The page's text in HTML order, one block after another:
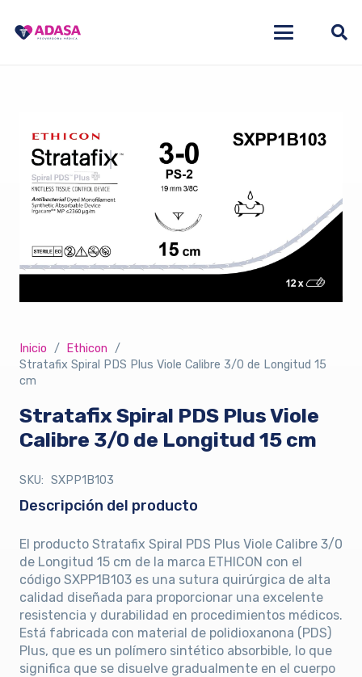
Inicio / Ethicon /
Stratafix Spiral PDS Plus Viole Calibre 3/0 de Longitud 15
cm
Stratafix Spiral PDS Plus Viole
Calibre 3/0 de Longitud 15 cm
SKU: SXPP1B103
Descripción del producto
El producto Stratafix Spiral PDS Plus Viole Calibre 3/0
de Longitud 15 cm de la marca ETHICON con el
código SXPP1B103 es una sutura quirúrgica de alta
calidad diseñada para proporcionar una excelente
resistencia y durabilidad en procedimientos médicos.
Está fabricada con material de polidioxanona (PDS)
Plus, que es un polímero sintético absorbible, lo que
significa que se disuelve gradualmente en el cuerpo